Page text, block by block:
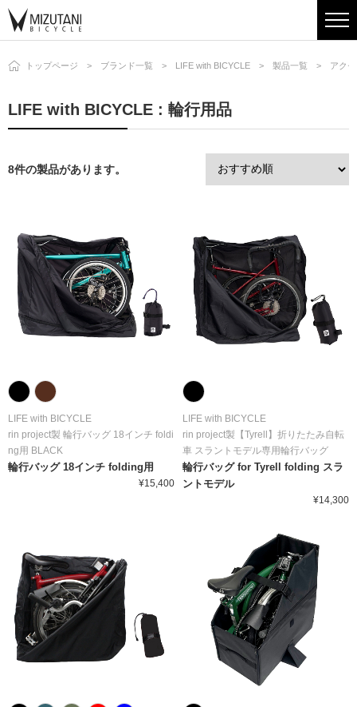
トップページ ブランド一覧 LIFE with BICYCLE 製品一覧 アク
LIFE with BICYCLE : 輪行用品
8件の製品があります。
LIFE with BICYCLE
rin project製 輪行バッグ 18インチ foldi
ng用 BLACK
輪行バッグ 18インチ folding用
¥15,400
LIFE with BICYCLE
rin project製【Tyrell】折りたたみ自転
車 スラントモデル専用輪行バッグ
輪行バッグ for Tyrell folding スラ
ントモデル
¥14,300